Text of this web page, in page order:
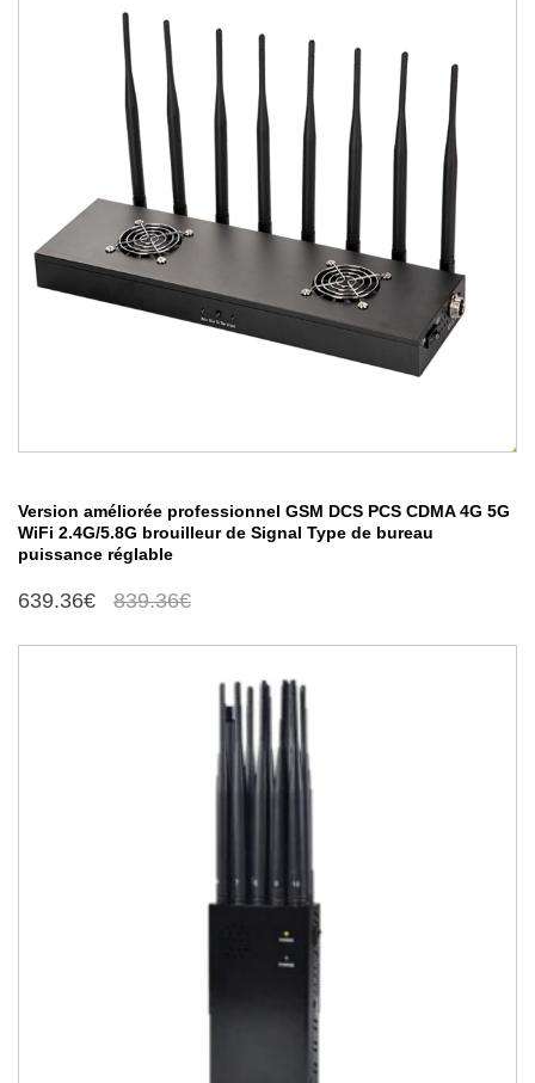
Version améliorée professionnel GSM DCS PCS CDMA 4G 5G
WiFi 2.4G/5.8G brouilleur de Signal Type de bureau
puissance réglable
639.36€ 839.36€